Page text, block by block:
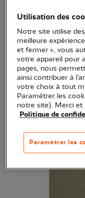
d’oiseaux des
région Aquitaine :
et-Garonne et
également
espèces vis-à-vis
Utilisation des
Notre site utilise
meilleure
et fermer », vous
votre appareil pour
pages, nous
ainsi contribuer à
votre choix à tout
Paramétrer les
notre site). Merci et
Politique de
Paramétrer les